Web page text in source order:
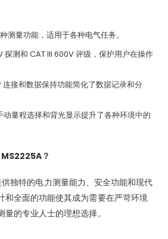
测量功能，适用于各种电气任务。
探测和 CAT III 600V 评级，保护用户在操作
连接和数据保持功能简化了数据记录和分
动量程选择和背光显示提升了各种环境中的
MS2225A？
独特的电力测量能力、安全功能和现代
和全面的功能使其成为需要在严苛环境
的专业人士的理想选择。